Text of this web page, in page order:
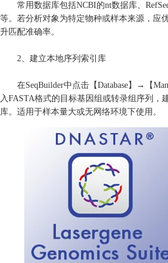
常用数据库包括NCBI的nt数据库、
等。若分析对象为特定物种或样本来源，应
升匹配准确率。
2、建立本地序列索引库
在SeqBuilder中点击【Database】→【
入FASTA格式的目标基因组或转录组序列，
库。适用于样本量大或无网络环境下使用。